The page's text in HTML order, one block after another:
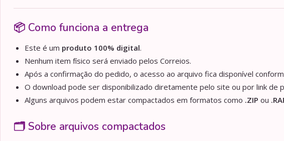
📦 Como funciona a entrega
Este é um produto 100% digital.
Nenhum item físico será enviado pelos Correios.
Após a confirmação do pedido, o acesso ao arquivo fica disponível
O download pode ser disponibilizado diretamente pelo site ou por link de
Alguns arquivos podem estar compactados em formatos como .ZIP ou
🗂️ Sobre arquivos compactados